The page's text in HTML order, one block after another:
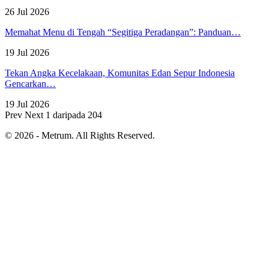
26 Jul 2026
Memahat Menu di Tengah “Segitiga Peradangan”: Panduan…
19 Jul 2026
Tekan Angka Kecelakaan, Komunitas Edan Sepur Indonesia
Gencarkan…
19 Jul 2026
Prev Next 1 daripada 204
© 2026 - Metrum. All Rights Reserved.